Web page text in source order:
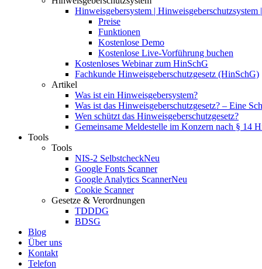
Hinweisgebersystem | Hinweisgeberschutzsystem
Preise
Funktionen
Kostenlose Demo
Kostenlose Live-Vorführung buchen
Kostenloses Webinar zum HinSchG
Fachkunde Hinweisgeberschutzgesetz (HinSchG)
Artikel
Was ist ein Hinweisgebersystem?
Was ist das Hinweisgeberschutzgesetz? – Eine
Wen schützt das Hinweisgeberschutzgesetz?
Gemeinsame Meldestelle im Konzern nach § 14
Tools
Tools
NIS-2 SelbstcheckNeu
Google Fonts Scanner
Google Analytics ScannerNeu
Cookie Scanner
Gesetze & Verordnungen
TDDDG
BDSG
Blog
Über uns
Kontakt
Telefon